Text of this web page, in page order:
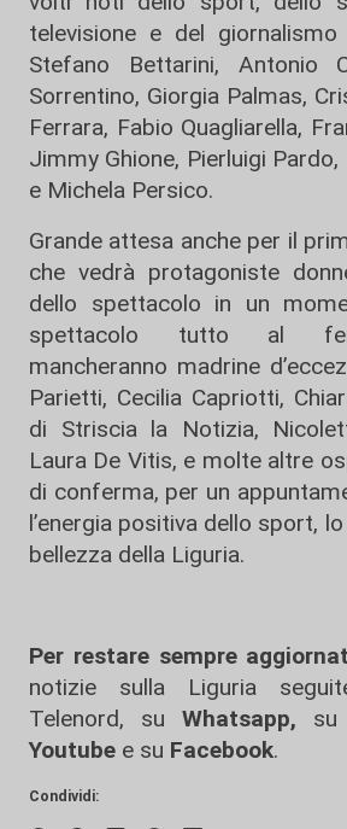
televisione e del
Stefano Bettarini, Antonio
Sorrentino, Giorgia Palmas,
Ferrara, Fabio Quagliarella,
Jimmy Ghione, Pierluigi
e Michela Persico.
Grande attesa anche per il
che vedrà protagoniste
dello spettacolo in un
spettacolo tutto al
mancheranno madrine
Parietti, Cecilia Capriotti,
di Striscia la Notizia,
Laura De Vitis, e molte altre
di conferma, per un
l’energia positiva dello sport,
bellezza della Liguria.
Per restare sempre
notizie sulla Liguria
Telenord, su
Whatsapp, su
Youtube e su Facebook.
Condividi: